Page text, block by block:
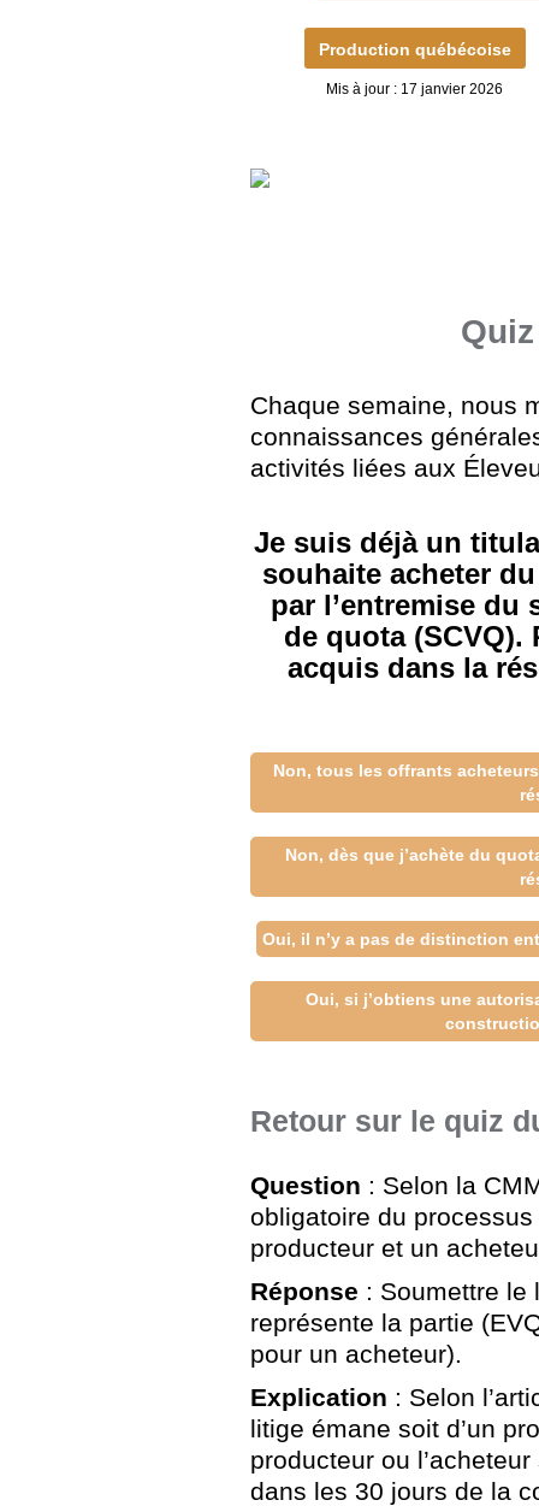
Production québécoise
Mis à jour : 17 janvier 2026
Chaque semaine, nous
connaissances
activités liées aux
Je suis déjà un
souhaite acheter
par l’entremise du
de quota
acquis dans la
Non, tous les offrants
Non, dès que j’achète du
Oui, il n’y a pas de distinction
Oui, si j’obtiens une
Retour sur le quiz
Question : Selon la
obligatoire du
producteur et un
Réponse : Soumettre le
représente la partie
pour un acheteur).
Explication : Selon
litige émane soit d’un
producteur ou
dans les 30 jours de la